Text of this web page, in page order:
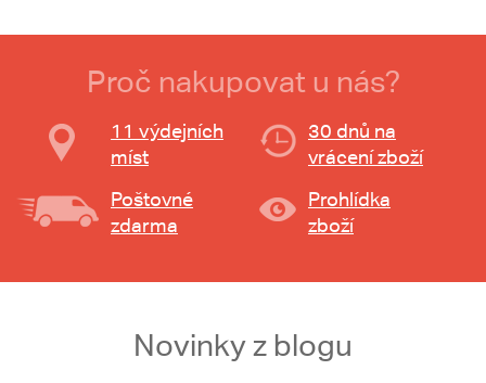
Proč nakupovat u nás?
11 výdejních
míst
30 dnů na
vrácení zboží
Poštovné
zdarma
Prohlídka
zboží
Novinky z blogu